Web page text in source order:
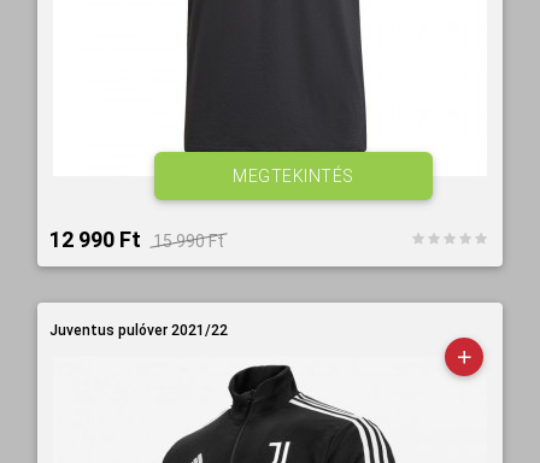
12 990 Ft‎ 15 990 Ft‎
MEGTEKINTÉS
Juventus pulóver 2021/22